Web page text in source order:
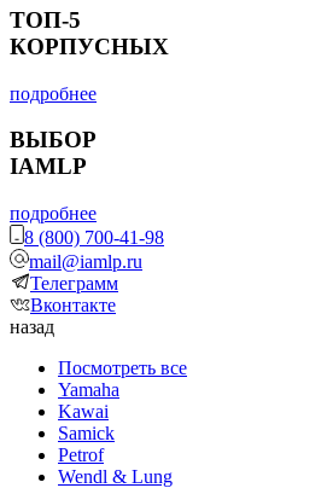
ТОП-5
КОРПУСНЫХ
подробнее
ВЫБОР
IAMLP
подробнее
8 (800) 700-41-98
mail@iamlp.ru
Телеграмм
Вконтакте
назад
Посмотреть все
Yamaha
Kawai
Samick
Petrof
Wendl & Lung